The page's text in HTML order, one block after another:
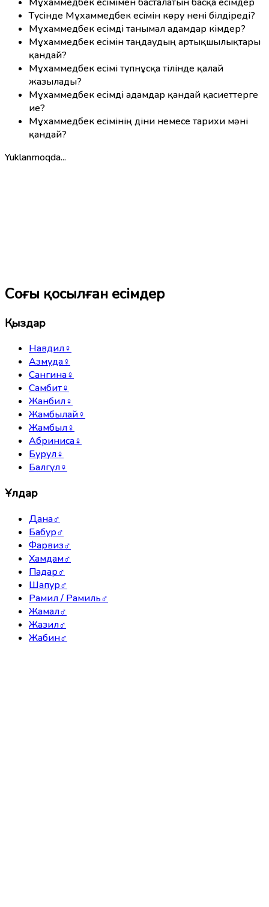
Түсінде Мұхаммедбек есімін көру нені білдіреді?
Мұхаммедбек есімді танымал адамдар кімдер?
Мұхаммедбек есімін таңдаудың артықшылықтары
қандай?
Мұхаммедбек есімі түпнұсқа тілінде қалай
жазылады?
Мұхаммедбек есімді адамдар қандай қасиеттерге
ие?
Мұхаммедбек есімінің діни немесе тарихи мәні
қандай?
Yuklanmoqda...
Соңғы қосылған есімдер
Қыздар
Навдил♀
Азмуда♀
Сангина♀
Самбит♀
Жанбил♀
Жамбылай♀
Жамбыл♀
Абриниса♀
Бурул♀
Балгүл♀
Ұлдар
Дана♂
Бабур♂
Фарвиз♂
Хамдам♂
Падар♂
Шапур♂
Рамил / Рамиль♂
Жамал♂
Жазил♂
Жабин♂